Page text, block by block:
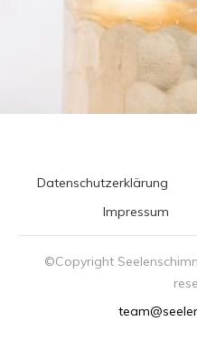
Datenschutzerklärung
Impressum
©Copyright